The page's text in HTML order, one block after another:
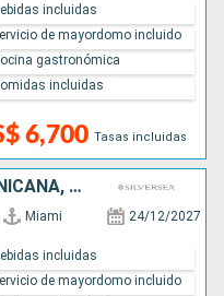
6,700 Tasas incluidas
incluidas
de mayordomo incluido
gastronómica
incluidas
BAHAMAS, REPÚBLICA DOMINICANA, PUERTO RICO, ANTIGUA Y BARBUDA, ESTADOS UNIDOS
Miami 24/12/2027
incluidas
de mayordomo incluido